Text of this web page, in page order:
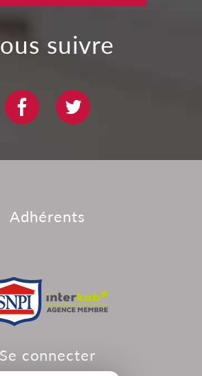
nous suivre
adhérents
se connecter